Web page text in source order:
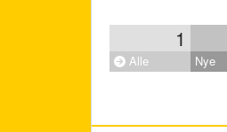
1
Alle Nye